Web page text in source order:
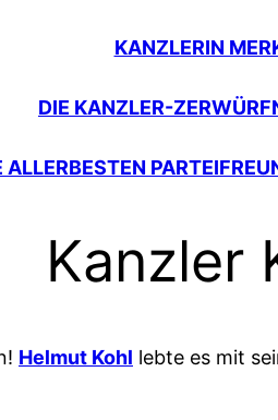
KANZLERIN
DIE KANZLER-
ALLERBESTEN
Kanzler
Helmut Kohl lebte es mit